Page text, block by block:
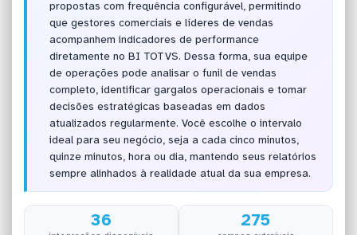
propostas com frequência configurável, permitindo
que gestores comerciais e líderes de vendas
acompanhem indicadores de performance
diretamente no BI TOTVS. Dessa forma, sua equipe
de operações pode analisar o funil de vendas
completo, identificar gargalos operacionais e tomar
decisões estratégicas baseadas em dados
atualizados regularmente. Você escolhe o intervalo
ideal para seu negócio, seja a cada cinco minutos,
quinze minutos, hora ou dia, mantendo seus relatórios
sempre alinhados à realidade atual da sua empresa.
36 275